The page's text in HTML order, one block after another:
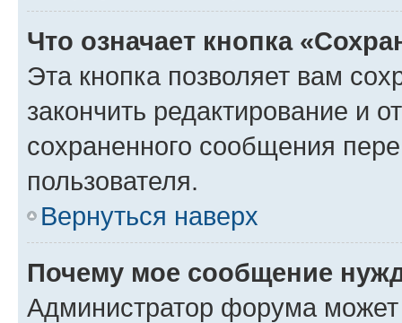
Что означает кнопка
Эта кнопка позволяет вам
закончить редактирование и
сохраненного сообщения
пользователя.
Вернуться наверх
Почему мое сообщение
Администратор форума